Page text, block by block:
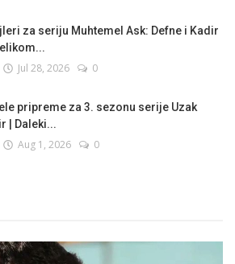
za seriju Muhtemel Ask: Defne i Kadir
Jul 28, 2026 0
pripreme za 3. sezonu serije Uzak
| Daleki...
Aug 1, 2026 0